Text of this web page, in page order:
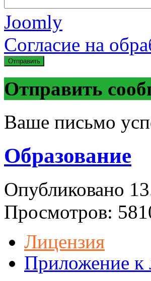
Joomly
Согласие на
Отправить
Отправить
Ваше письмо
Образование
Опубликовано
Просмотров:
Лицензия
Приложение к